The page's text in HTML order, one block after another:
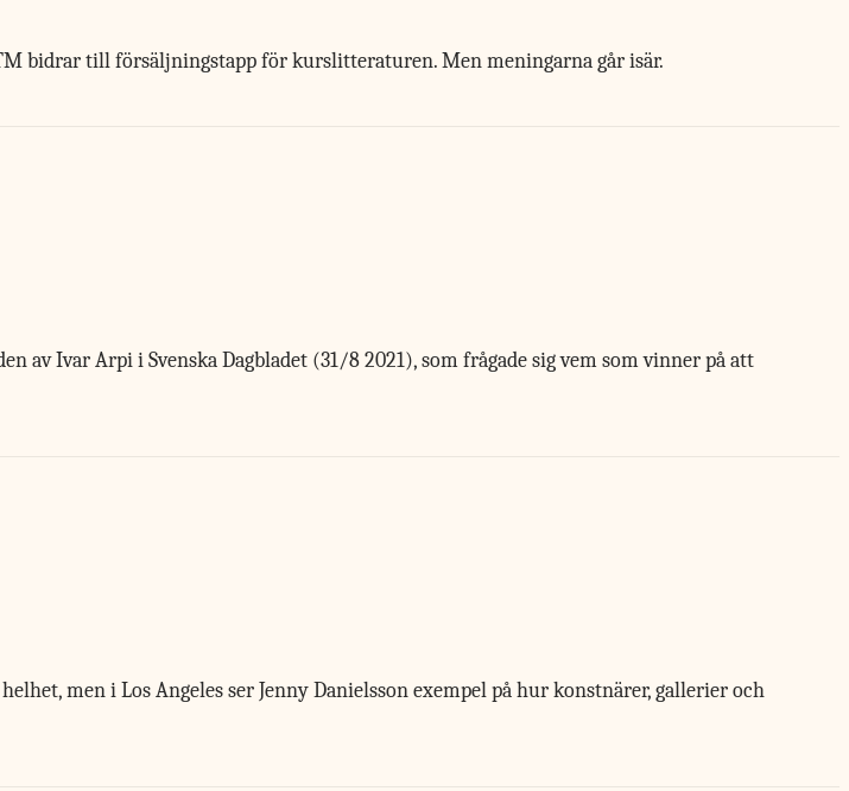
bidrar till försäljningstapp för kurslitteraturen. Men meningarna går isär.
av Ivar Arpi i Svenska Dagbladet (31/8 2021), som frågade sig vem som vinner på att
men i Los Angeles ser Jenny Danielsson exempel på hur konstnärer, gallerier och